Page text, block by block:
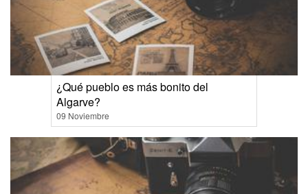
¿Qué pueblo es más bonito del
Algarve?
09 Noviembre